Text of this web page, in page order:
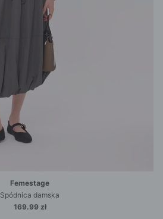
Femestage
Spódnica damska
169.99 zł